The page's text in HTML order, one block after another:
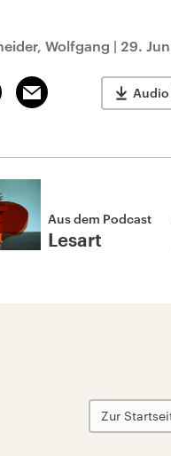
Wolfgang | 29.
teilen
Email
Aus dem Podcast
Lesart
Zur